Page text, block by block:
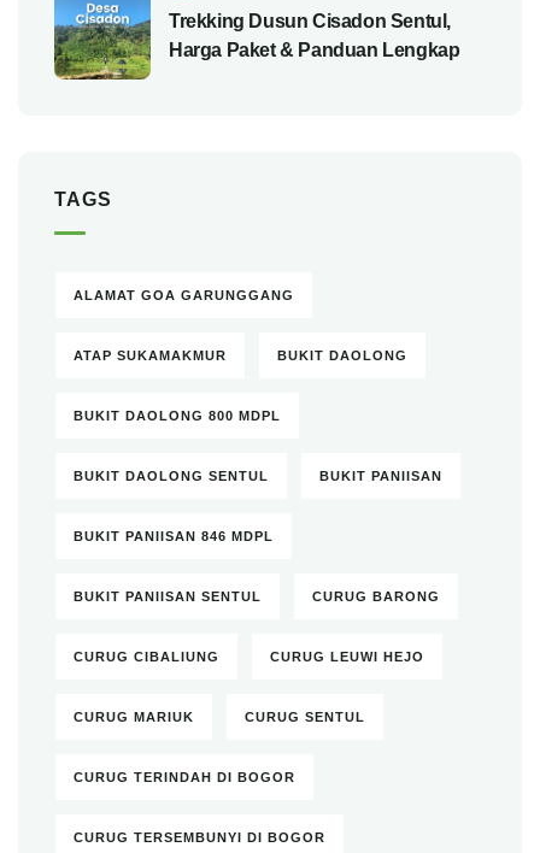
Trekking Dusun Cisadon Sentul,
Harga Paket & Panduan Lengkap
TAGS
ALAMAT GOA GARUNGGANG
ATAP SUKAMAKMUR BUKIT DAOLONG
BUKIT DAOLONG 800 MDPL
BUKIT DAOLONG SENTUL BUKIT PANIISAN
BUKIT PANIISAN 846 MDPL
BUKIT PANIISAN SENTUL CURUG BARONG
CURUG CIBALIUNG CURUG LEUWI HEJO
CURUG MARIUK CURUG SENTUL
CURUG TERINDAH DI BOGOR
CURUG TERSEMBUNYI DI BOGOR